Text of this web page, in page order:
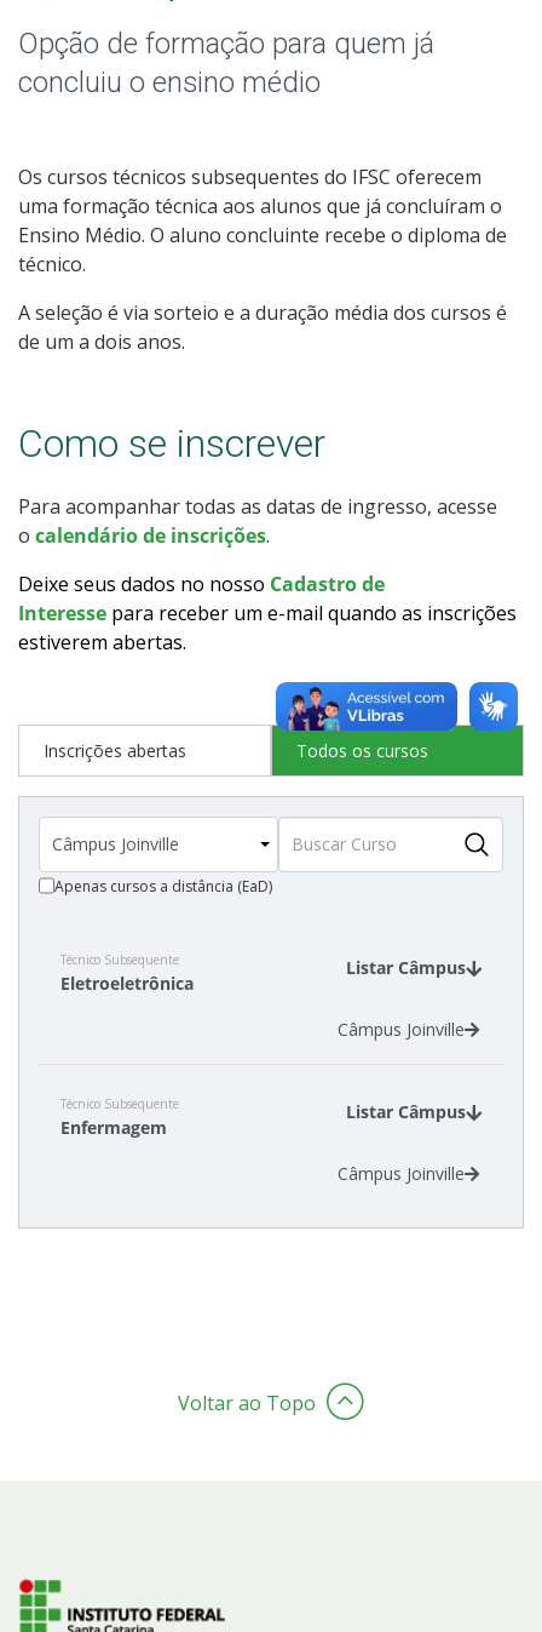
Graduação
Educação a Distância
Todos os cursos
Resultados
Resultados Vagas Remanescentes
Calendário de inscrições
Cotas
Inscrições e acompanhamento
Orientações para Matrícula
Transferências e Retornos
Opção de formação para quem já
concluiu o ensino médio
Os cursos técnicos subsequentes do IFSC oferecem
uma formação técnica aos alunos que já concluíram o
Ensino Médio. O aluno concluinte recebe o diploma de
técnico.
A seleção é via sorteio e a duração média dos cursos é
de um a dois anos.
Como se inscrever
Para acompanhar todas as datas de ingresso, acesse
o calendário de inscrições.
Deixe seus dados no nosso Cadastro de
Interesse para receber um e-mail quando as inscrições
estiverem abertas.
Inscrições abertas Todos os cursos
Apenas cursos a distância (EaD)
Técnico Subsequente
Eletroeletrônica
Listar Câmpus
Câmpus Joinville
Técnico Subsequente
Enfermagem
Listar Câmpus
Câmpus Joinville
Voltar ao Topo